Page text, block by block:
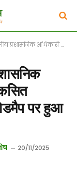
शुरू, ‘विकसित उत्तराखण्ड @ 2047’ के रोडमैप पर हुआ मंथन
पर हुआ
20/11/2025